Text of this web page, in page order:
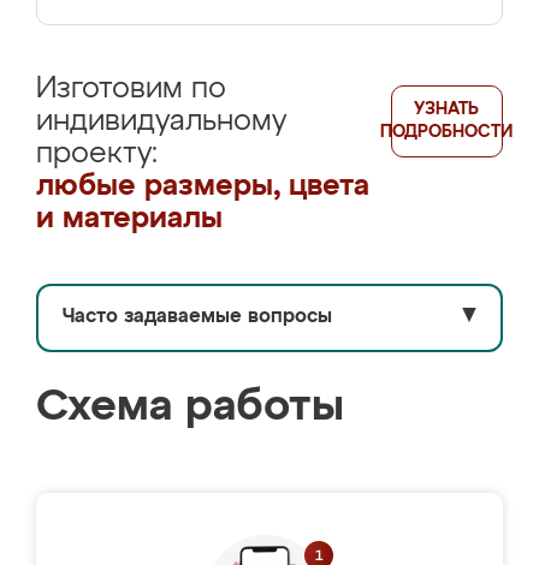
Изготовим по
индивидуальному
проекту:
любые размеры, цвета
и материалы
УЗНАТЬ
ПОДРОБНОСТИ
Часто задаваемые вопросы ▼
Схема работы